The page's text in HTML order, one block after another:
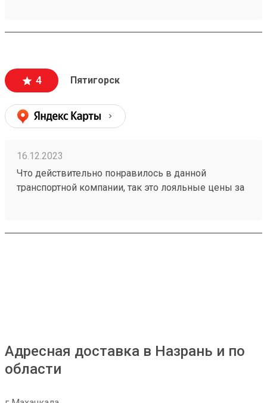
4 Пятигорск
16.12.2023
Что действительно понравилось в данной
транспортной компании, так это лояльные цены за
к получателям грузов. Чего действительно не
Адресная доставка в Назрань и по
области